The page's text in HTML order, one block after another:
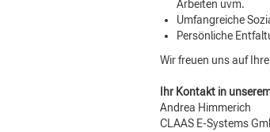
Arbeiten uvm.
Umfangreiche
Persönliche
Wir freuen uns auf
Ihr Kontakt in
Andrea Himmerich
CLAAS E-Systems